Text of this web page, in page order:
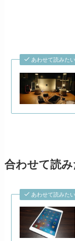
あわせて読みたい
合わせて読
あわせて読みたい